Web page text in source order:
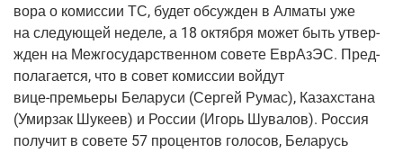
во­ра о комис­сии ТС, будет обсуж­ден в Алма­ты уже
на сле­ду­ю­щей неде­ле, а 18 октяб­ря может быть утвер­
жден на Меж­го­су­дар­ствен­ном сове­те ЕврАз­ЭС. Пред­
по­ла­га­ет­ся, что в совет комис­сии вой­дут
вице-пре­мье­ры Бела­ру­си (Сер­гей Румас), Казах­ста­на
(Умир­зак Шуке­ев) и Рос­сии (Игорь Шува­лов). Рос­сия
полу­чит в сове­те 57 про­цен­тов голо­сов, Бела­русь